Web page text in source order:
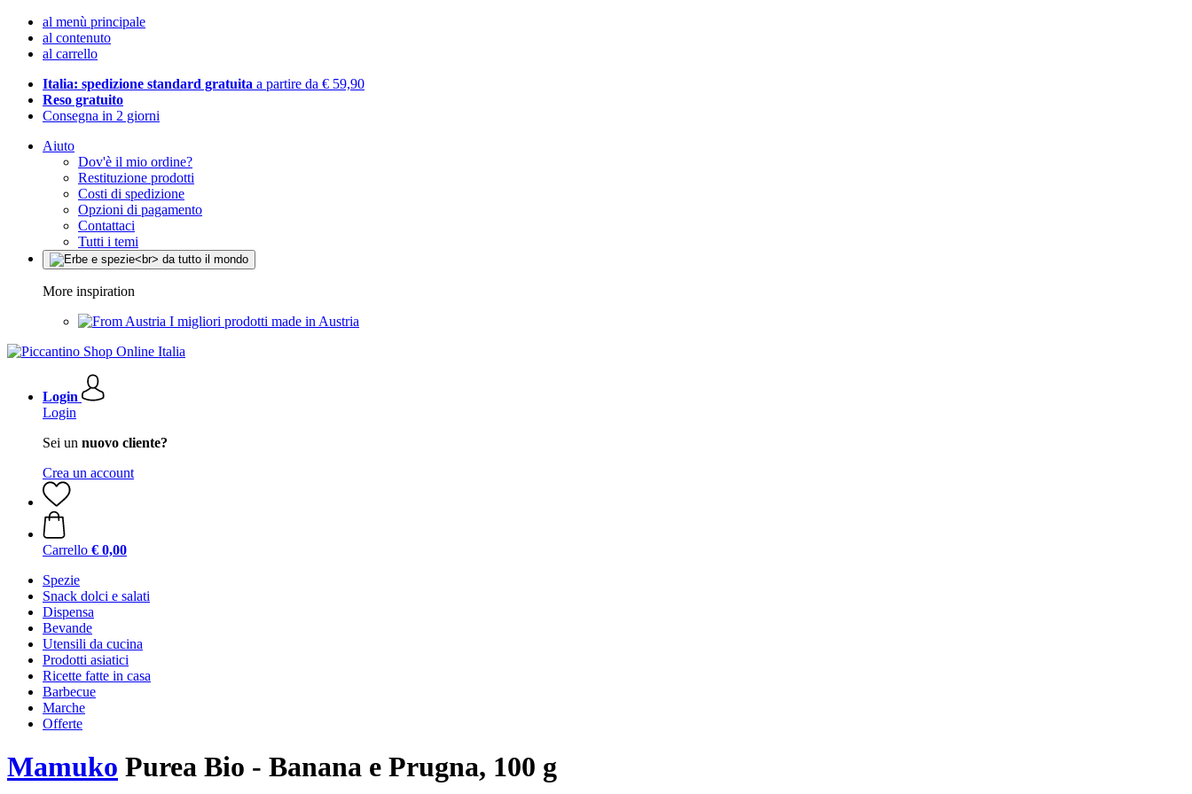
al menù principale
al contenuto
al carrello
Italia: spedizione standard gratuita a partire da € 59,90
Reso gratuito
Consegna in 2 giorni
Aiuto
Dov'è il mio ordine?
Restituzione prodotti
Costi di spedizione
Opzioni di pagamento
Contattaci
Tutti i temi
More inspiration
I migliori prodotti made in Austria
Login
Login
Sei un nuovo cliente?
Crea un account
Carrello € 0,00
Spezie
Snack dolci e salati
Dispensa
Bevande
Utensili da cucina
Prodotti asiatici
Ricette fatte in casa
Barbecue
Marche
Offerte
Mamuko Purea Bio - Banana e Prugna, 100 g